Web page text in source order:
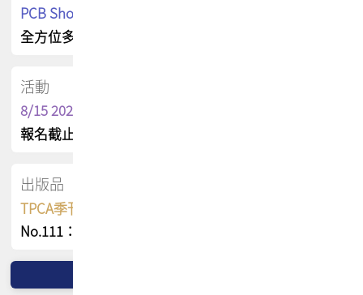
PCB Shop 採購指南
全方位多元曝光方案
活動
8/15 2026 TPCA健康盃保齡球聯誼賽
報名截止日 : 8/3 活動日期 : 8/15
出版品
TPCA季刊 FREE 線上版
No.111：PCB全球風險布局與韌性